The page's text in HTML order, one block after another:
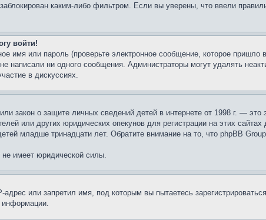
каким-либо фильтром. Если вы уверены, что ввели
войти!
имя или пароль (проверьте электронное сообщение, которое
написали ни одного сообщения. Администраторы могут удалять
в дискуссиях.
закон о защите личных сведений детей в интернете от 1998 г. —
или других юридических опекунов для регистрации на этих
младше тринадцати лет. Обратите внимание на то, что phpBB
имеет юридической силы.
или запретил имя, под которым вы пытаетесь
информации.